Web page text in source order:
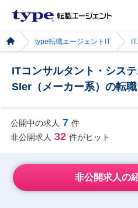
type転職エージェントIT
ITコンサルタント・シス
SIer（メーカー系）の転
公開中の求人 7 件
非公開求人 32 件がヒット
非公開求人の